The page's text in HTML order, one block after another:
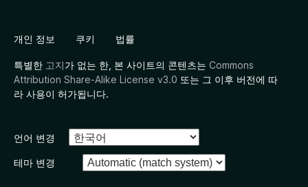
개인 정보 쿠키 법률
특별한 고지가 없는 한, 본 사이트의 콘텐츠는 Commons
Attribution Share-Alike License v3.0 또는 그 이후 버전에 따
라 사용이 허가됩니다.
언어 변경
테마 변경